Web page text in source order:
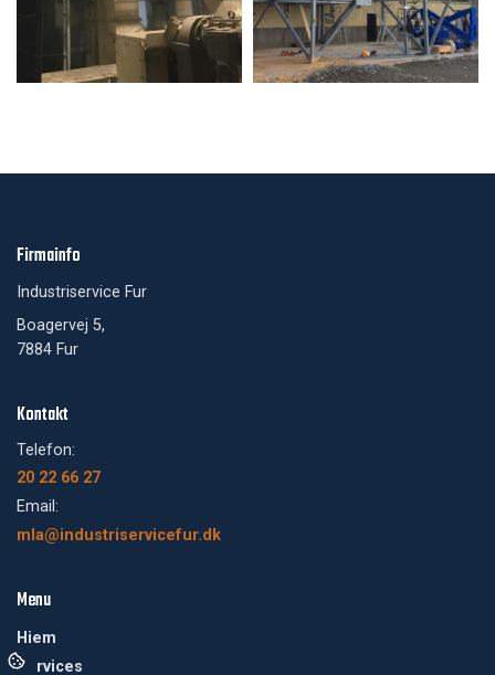
Firmainfo
Industriservice Fur
Boagervej 5,
7884 Fur
Kontakt
Telefon:
20 22 66 27
Email:
mla@industriservicefur.dk
Menu
Hjem
Services